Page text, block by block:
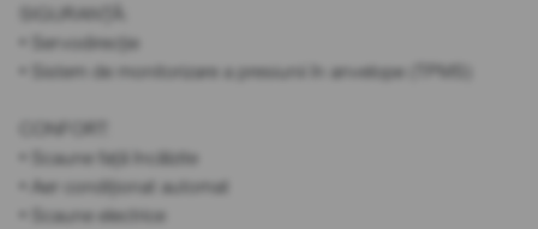
SIGURANȚĂ:
• Servodirecție
• Sistem de monitorizare a presiunii în anvelope (TPMS)
CONFORT:
• Scaune față încălzite
• Aer condiționat automat
• Scaune electrice